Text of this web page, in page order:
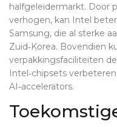
halfgeleidermarkt. Door
verhogen, kan Intel
Samsung, die al sterke
Zuid‑Korea. Bovendien
verpakkingsfaciliteiten
Intel‑chipsets
AI‑accelerators.